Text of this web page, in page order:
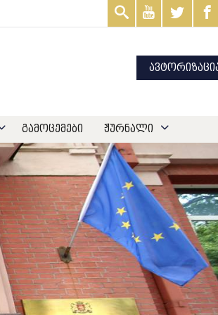
გამოცემები ჟურნალი